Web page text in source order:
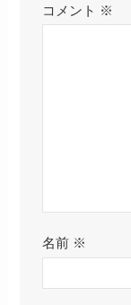
コメント ※
名前 ※